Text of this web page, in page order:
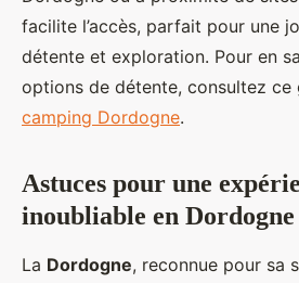
facilite l’accès, parfait pour une
détente et exploration. Pour en
options de détente, consultez ce
camping Dordogne.
Astuces pour une
inoubliable en Dordogne
La Dordogne, reconnue pour sa